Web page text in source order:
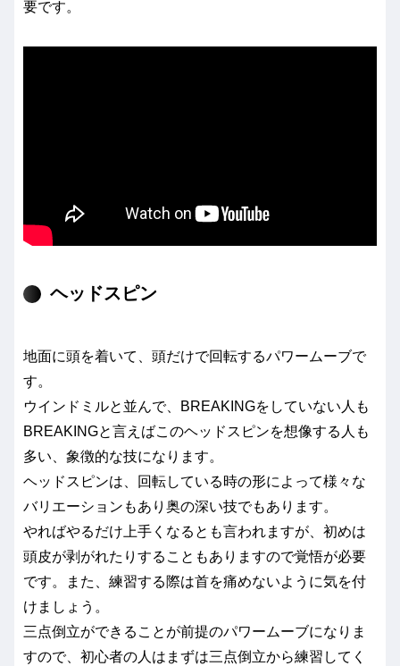
要です。
ヘッドスピン
地面に頭を着いて、頭だけで回転するパワームーブで
す。
ウインドミルと並んで、BREAKINGをしていない人も
BREAKINGと言えばこのヘッドスピンを想像する人も
多い、象徴的な技になります。
ヘッドスピンは、回転している時の形によって様々な
バリエーションもあり奥の深い技でもあります。
やればやるだけ上手くなるとも言われますが、初めは
頭皮が剥がれたりすることもありますので覚悟が必要
です。また、練習する際は首を痛めないように気を付
けましょう。
三点倒立ができることが前提のパワームーブになりま
すので、初心者の人はまずは三点倒立から練習してく